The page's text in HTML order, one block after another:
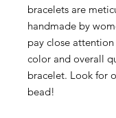
bracelets are
handmade by
pay close
color and overall
bracelet. Look for
bead!